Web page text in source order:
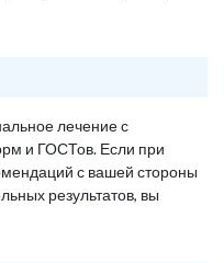
лечение с
и ГОСТов. Если при
с вашей стороны
результатов, вы